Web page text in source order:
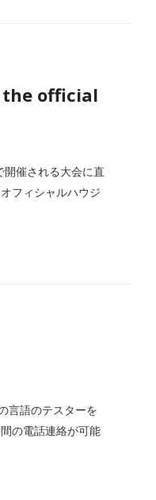
the official
催される大会に直
フィシャルハウジ
言語のテスターを
の電話連絡が可能